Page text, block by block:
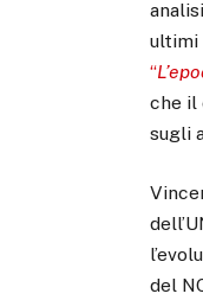
ultimi
“
che il
sugli
del